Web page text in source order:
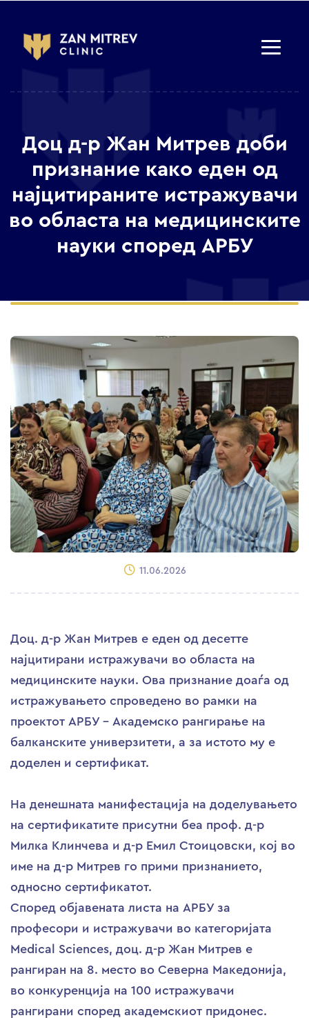
Доц д-р Жан Митрев доби
признание како еден од
најцитираните истражувачи
во областа на медицинските
науки според АРБУ
11.06.2026
Доц. д-р Жан Митрев е еден од десетте
најцитирани истражувачи во областа на
медицинските науки. Ова признание доаѓа од
истражувањето спроведено во рамки на
проектот АРБУ – Академско рангирање на
балканските универзитети, а за истото му е
доделен и сертификат.
На денешната манифестација на доделувањето
на сертификатите присутни беа проф. д-р
Милка Клинчева и д-р Емил Стоицовски, кој во
име на д-р Митрев го прими признанието,
односно сертификатот.
Според објавената листа на АРБУ за
професори и истражувачи во категоријата
Medical Sciences, доц. д-р Жан Митрев е
рангиран на 8. место во Северна Македонија,
во конкуренција на 100 истражувачи
рангирани според академскиот придонес.